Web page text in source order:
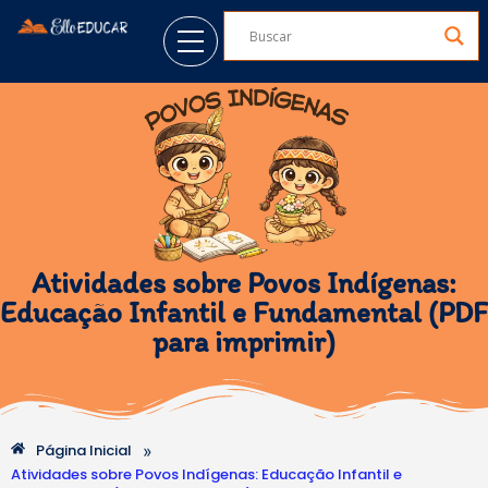
Atividades sobre Povos Indígenas:
Educação Infantil e Fundamental (PDF
para imprimir)
Página Inicial »
Atividades sobre Povos Indígenas: Educação Infantil e